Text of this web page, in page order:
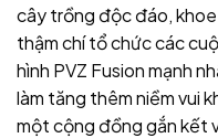
cây trồng độc đáo,
thậm chí tổ chức các
hình PVZ Fusion mạnh
làm tăng thêm niềm vui
một cộng đồng gắn kết